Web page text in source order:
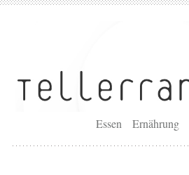
Essen Ernährung